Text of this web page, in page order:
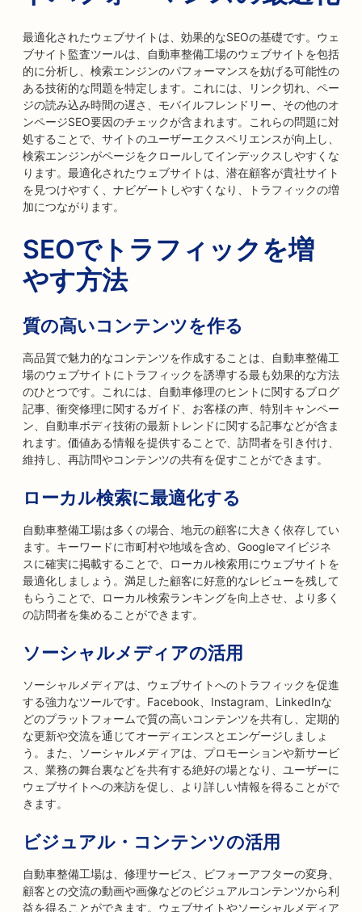
最適化されたウェブサイトは、効果的なSEOの基礎です。ウェ
ブサイト監査ツールは、自動車整備工場のウェブサイトを包括
的に分析し、検索エンジンのパフォーマンスを妨げる可能性の
ある技術的な問題を特定します。これには、リンク切れ、ペー
ジの読み込み時間の遅さ、モバイルフレンドリー、その他のオ
ンページSEO要因のチェックが含まれます。これらの問題に対
処することで、サイトのユーザーエクスペリエンスが向上し、
検索エンジンがページをクロールしてインデックスしやすくな
ります。最適化されたウェブサイトは、潜在顧客が貴社サイト
を見つけやすく、ナビゲートしやすくなり、トラフィックの増
加につながります。
SEOでトラフィックを増
やす方法
質の高いコンテンツを作る
高品質で魅力的なコンテンツを作成することは、自動車整備工
場のウェブサイトにトラフィックを誘導する最も効果的な方法
のひとつです。これには、自動車修理のヒントに関するブログ
記事、衝突修理に関するガイド、お客様の声、特別キャンペー
ン、自動車ボディ技術の最新トレンドに関する記事などが含ま
れます。価値ある情報を提供することで、訪問者を引き付け、
維持し、再訪問やコンテンツの共有を促すことができます。
ローカル検索に最適化する
自動車整備工場は多くの場合、地元の顧客に大きく依存してい
ます。キーワードに市町村や地域を含め、Googleマイビジネ
スに確実に掲載することで、ローカル検索用にウェブサイトを
最適化しましょう。満足した顧客に好意的なレビューを残して
もらうことで、ローカル検索ランキングを向上させ、より多く
の訪問者を集めることができます。
ソーシャルメディアの活用
ソーシャルメディアは、ウェブサイトへのトラフィックを促進
する強力なツールです。Facebook、Instagram、LinkedInな
どのプラットフォームで質の高いコンテンツを共有し、定期的
な更新や交流を通じてオーディエンスとエンゲージしましょ
う。また、ソーシャルメディアは、プロモーションや新サービ
ス、業務の舞台裏などを共有する絶好の場となり、ユーザーに
ウェブサイトへの来訪を促し、より詳しい情報を得ることがで
きます。
ビジュアル・コンテンツの活用
自動車整備工場は、修理サービス、ビフォーアフターの変身、
顧客との交流の動画や画像などのビジュアルコンテンツから利
益を得ることができます。ウェブサイトやソーシャルメディア